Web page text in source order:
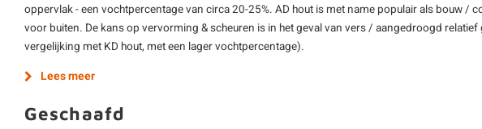
oppervlak - een vochtpercentage van circa 20-25%. AD hout is met name populair als bouw /
voor buiten. De kans op vervorming & scheuren is in het geval van vers / aangedroogd
vergelijking met KD hout, met een lager vochtpercentage).
Lees meer
Geschaafd